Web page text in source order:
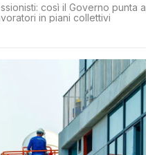
così il Governo punta a
in piani collettivi